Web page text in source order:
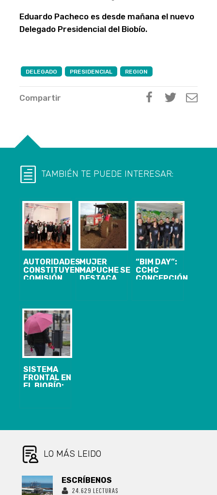
Eduardo Pacheco es desde mañana el nuevo
Delegado Presidencial del Biobío.
DELEGADO PRESIDENCIAL REGION
Compartir
TAMBIÉN TE PUEDE INTERESAR:
AUTORIDADES
CONSTITUYEN
COMISIÓN
DERECHOS Y
LA EQUIDAD
DE GÉNERO
MUJER
MAPUCHE SE
DESTACA
“BIM DAY”:
CCHC
CONCEPCIÓN
SISTEMA
FRONTAL EN
EL BIOBÍO:
LO MÁS LEIDO
ESCRÍBENOS
24.629 LECTURAS